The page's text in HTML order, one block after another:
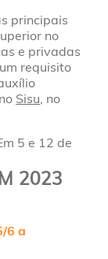
principais
no
e privadas
requisito
Sisu , no
5 e 12 de
2023
6 a